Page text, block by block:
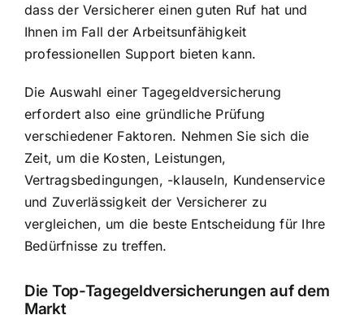
dass der Versicherer einen guten Ruf hat und
Ihnen im Fall der Arbeitsunfähigkeit
professionellen Support bieten kann.
Die Auswahl einer Tagegeldversicherung
erfordert also eine gründliche Prüfung
verschiedener Faktoren. Nehmen Sie sich die
Zeit, um die Kosten, Leistungen,
Vertragsbedingungen, -klauseln, Kundenservice
und Zuverlässigkeit der Versicherer zu
vergleichen, um die beste Entscheidung für Ihre
Bedürfnisse zu treffen.
Die Top-Tagegeldversicherungen auf dem
Markt